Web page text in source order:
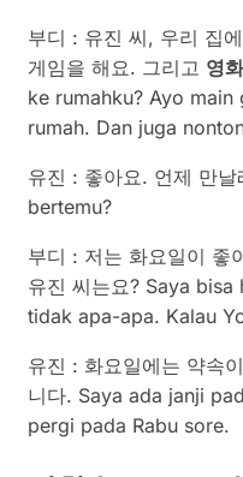
부디 : 유진 씨, 우리 집
게임을 해요. 그리고 영
ke rumahku? Ayo
rumah. Dan juga
유진 : 좋아요. 언제 만
bertemu?
부디 : 저는 화요일이 좋
유진 씨는요? Saya
tidak apa-apa. Kalau
유진 : 화요일에는 약속
니다. Saya ada janji
pergi pada Rabu sore.